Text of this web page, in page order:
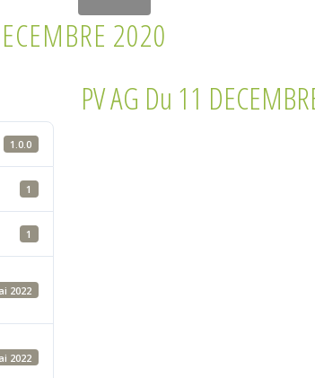
2020
1.0.0
1
1
2022
2022
PV AG Du 11